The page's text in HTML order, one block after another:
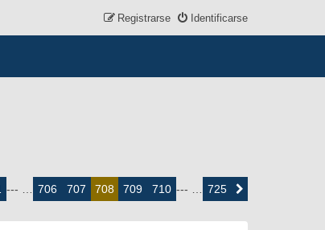
Identificarse
Registrarse
--- … 706 707 708 709 710 --- … 725Siguiente